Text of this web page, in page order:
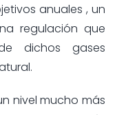
anuales , un
regulación que
dichos gases
nivel mucho más